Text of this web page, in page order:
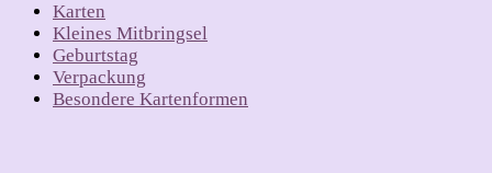
Karten
Kleines Mitbringsel
Geburtstag
Verpackung
Besondere Kartenformen